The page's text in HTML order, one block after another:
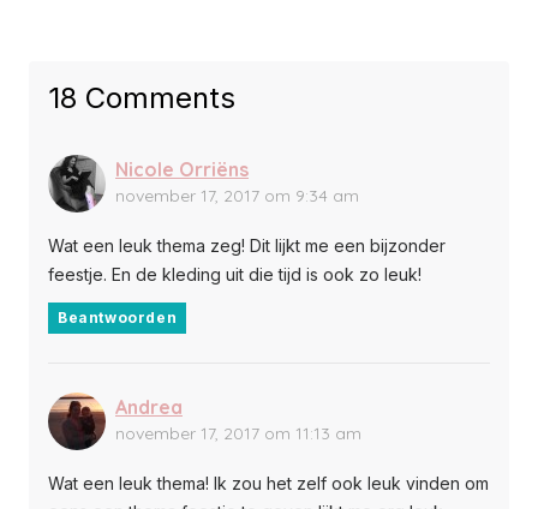
18 Comments
Nicole Orriëns
november 17, 2017 om 9:34 am
Wat een leuk thema zeg! Dit lijkt me een bijzonder
feestje. En de kleding uit die tijd is ook zo leuk!
Beantwoorden
Andrea
november 17, 2017 om 11:13 am
Wat een leuk thema! Ik zou het zelf ook leuk vinden om